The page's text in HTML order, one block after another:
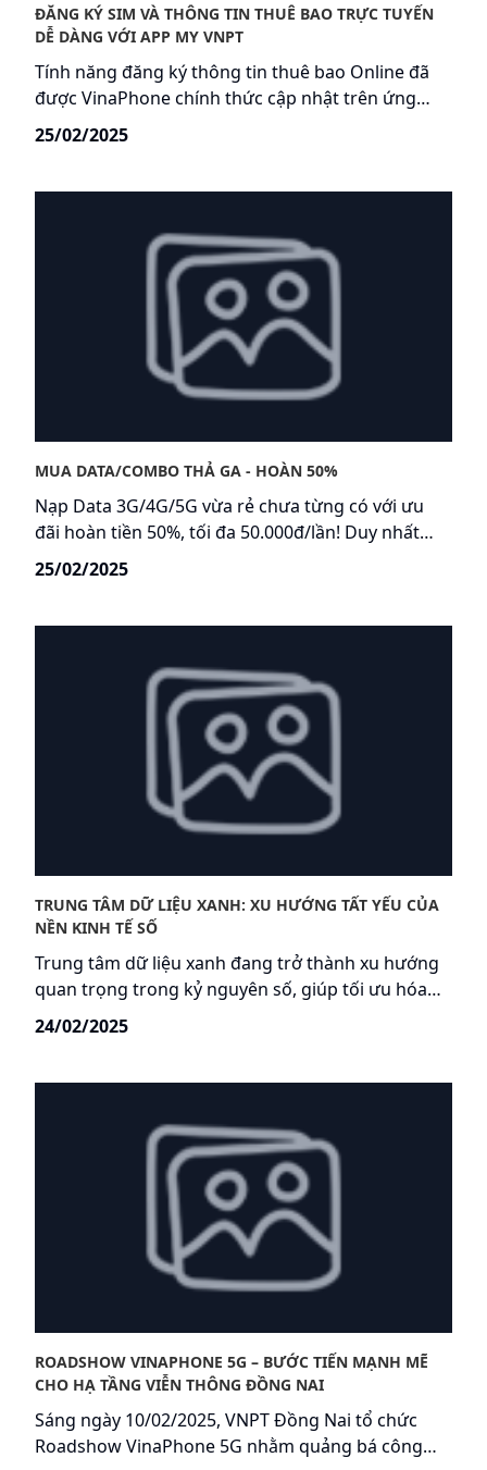
ĐĂNG KÝ SIM VÀ THÔNG TIN THUÊ BAO TRỰC TUYẾN
DỄ DÀNG VỚI APP MY VNPT
Tính năng đăng ký thông tin thuê bao Online đã
được VinaPhone chính thức cập nhật trên ứng
dụng My VNPT (https://my.vnpt.com.vn/app ), giúp
25/02/2025
MUA DATA/COMBO THẢ GA - HOÀN 50%
Nạp Data 3G/4G/5G vừa rẻ chưa từng có với ưu
đãi hoàn tiền 50%, tối đa 50.000đ/lần! Duy nhất
trên ứng dụng My VNPT. Chạm nhẹ vài giây, data
25/02/2025
TRUNG TÂM DỮ LIỆU XANH: XU HƯỚNG TẤT YẾU CỦA
NỀN KINH TẾ SỐ
Trung tâm dữ liệu xanh đang trở thành xu hướng
quan trọng trong kỷ nguyên số, giúp tối ưu hóa
năng lượng và bảo vệ môi trường. VNPT IDC, với
24/02/2025
ROADSHOW VINAPHONE 5G – BƯỚC TIẾN MẠNH MẼ
CHO HẠ TẦNG VIỄN THÔNG ĐỒNG NAI
Sáng ngày 10/02/2025, VNPT Đồng Nai tổ chức
Roadshow VinaPhone 5G nhằm quảng bá công